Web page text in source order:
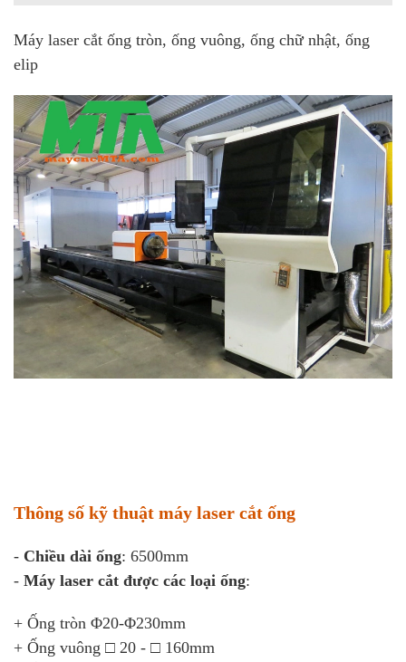
Máy laser cắt ống tròn, ống vuông, ống chữ nhật, ống
elip
Thông số kỹ thuật máy laser cắt ống
- Chiều dài ống: 6500mm
- Máy laser cắt được các loại ống:
+ Ống tròn Φ20-Φ230mm
+ Ống vuông □ 20 - □ 160mm